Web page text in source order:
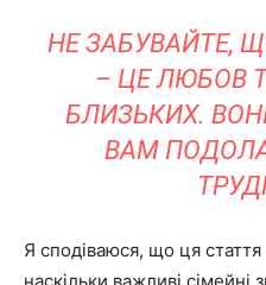
НЕ ЗАБУВАЙТЕ,
– ЦЕ ЛЮБОВ
БЛИЗЬКИХ.
ВАМ
Я сподіваюся, що ця